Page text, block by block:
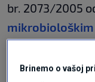
br. 2073/2005
Proizvođač sira
Brinemo o vašoj